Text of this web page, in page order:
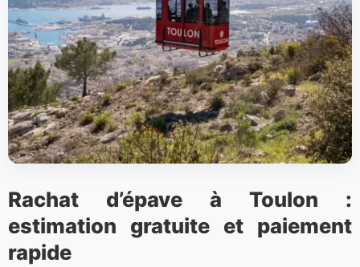
Rachat d’épave à Toulon :
estimation gratuite et paiement
rapide